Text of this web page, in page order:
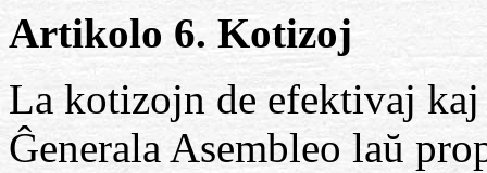
Artikolo 6. Kotizoj
La kotizojn de efektivaj
Ĝenerala Asembleo laŭ